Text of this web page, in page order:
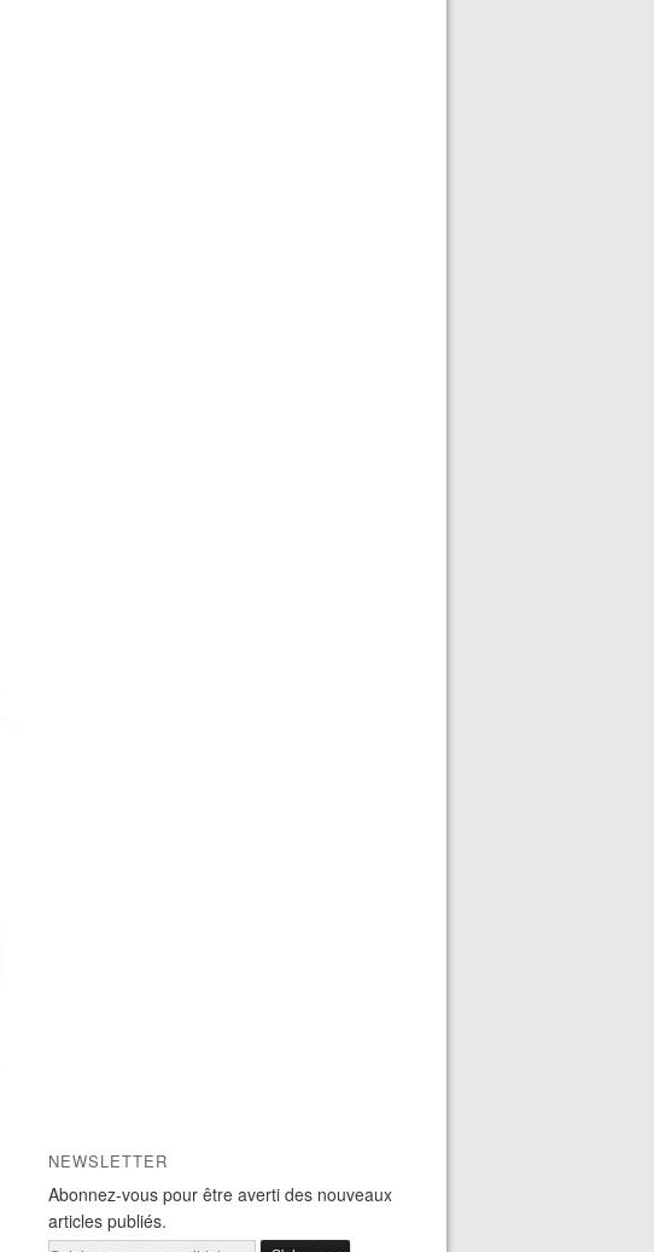
NEWSLETTER
Abonnez-vous pour être averti des nouveaux
articles publiés.